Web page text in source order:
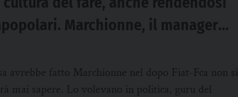
Marchionne, il manager
avrebbe fatto Marchionne nel dopo Fiat-Fca non si
mai sapere. Lo volevano in politica, guru del